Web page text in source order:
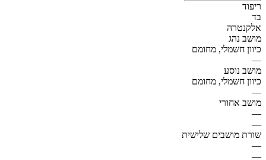
ריפוד
בד
אלקנטרה
מושב נהג
כיוון חשמלי, מחומם
—
מושב נוסע
כיוון חשמלי, מחומם
—
מושב אחורי
—
—
שורת מושבים שלישית
—
—